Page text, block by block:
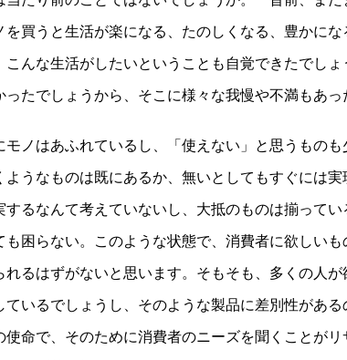
買うと生活が楽になる、たのしくなる、豊かに
んな生活がしたいということも自覚できたでし
たでしょうから、そこに様々な我慢や不満もあっ
モノはあふれているし、「使えない」と思うもの
ようなものは既にあるか、無いとしてもすぐには
するなんて考えていないし、大抵のものは揃って
も困らない。このような状態で、消費者に欲しいも
るはずがないと思います。そもそも、多くの人が
いるでしょうし、そのような製品に差別性があ
使命で、そのために消費者のニーズを聞くことが